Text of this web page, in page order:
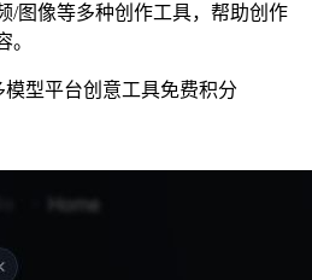
/图像等多种创作工具，帮助创作
。
模型平台创意工具免费积分